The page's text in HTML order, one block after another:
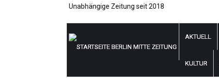
Unabhängige Zeitung seit 2018
AKTUELL
KULTUR